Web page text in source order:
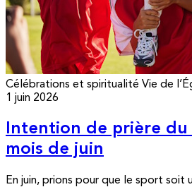
Célébrations et spiritualité Vie de
1 juin 2026
Intention de prière du
mois de juin
En juin, prions pour que le sport soit